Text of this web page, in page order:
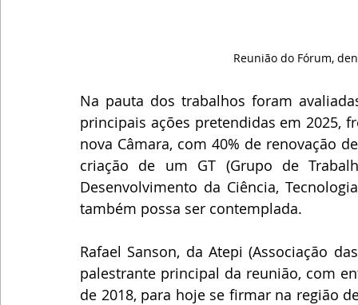
Reunião do Fórum,
Na pauta dos trabalhos foram
principais ações pretendidas em 2025,
nova Câmara, com 40% de renovação
criação de um GT (Grupo de
Desenvolvimento da Ciência,
também possa ser contemplada.
Rafael Sanson, da Atepi (Associação
palestrante principal da reunião, com
de 2018, para hoje se firmar na região